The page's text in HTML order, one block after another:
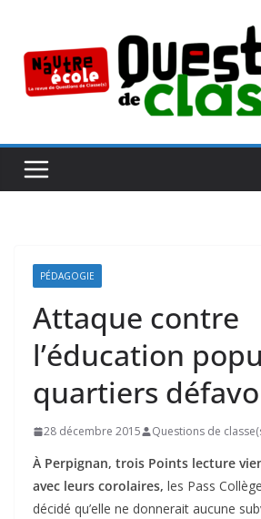
contenu
PÉDAGOGIE
Attaque contre
l’éducation
quartiers
28 décembre 2015 Questions de
À Perpignan, trois Points lecture
avec leurs corolaires, les Pass
décidé qu’elle ne donnerait aucune